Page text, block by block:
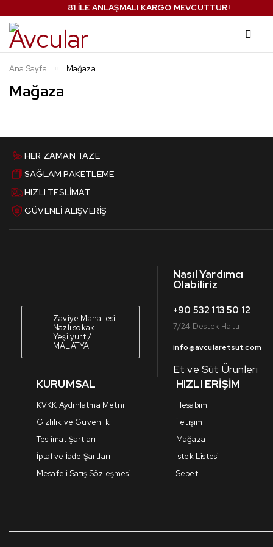
81 İLE ANLAŞMALI KARGO MEVCUTTUR!
Mağaza
Ana Sayfa Mağaza
HER ZAMAN TAZE
SAĞLAM PAKETLEME
HIZLI TESLİMAT
GÜVENLİ ALIŞVERİŞ
Zaviye Mahallesi
Nazlı sokak
Yeşilyurt /
MALATYA
Nasıl Yardımcı
Olabiliriz
+90 532 113 50 12
7/24 Destek Hattı
info@avcularetsut.com
Et ve Süt Ürünleri
KURUMSAL
KVKK Aydınlatma Metni
Gizlilik ve Güvenlik
Teslimat Şartları
İptal ve İade Şartları
Mesafeli Satış Sözleşmesi
HIZLI ERİŞİM
Hesabım
İletişim
Mağaza
İstek Listesi
Sepet